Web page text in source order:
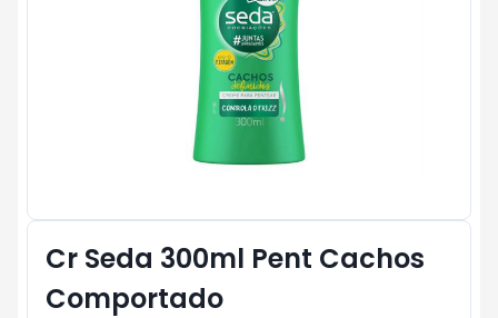
Cr Seda 300ml Pent Cachos
Comportado